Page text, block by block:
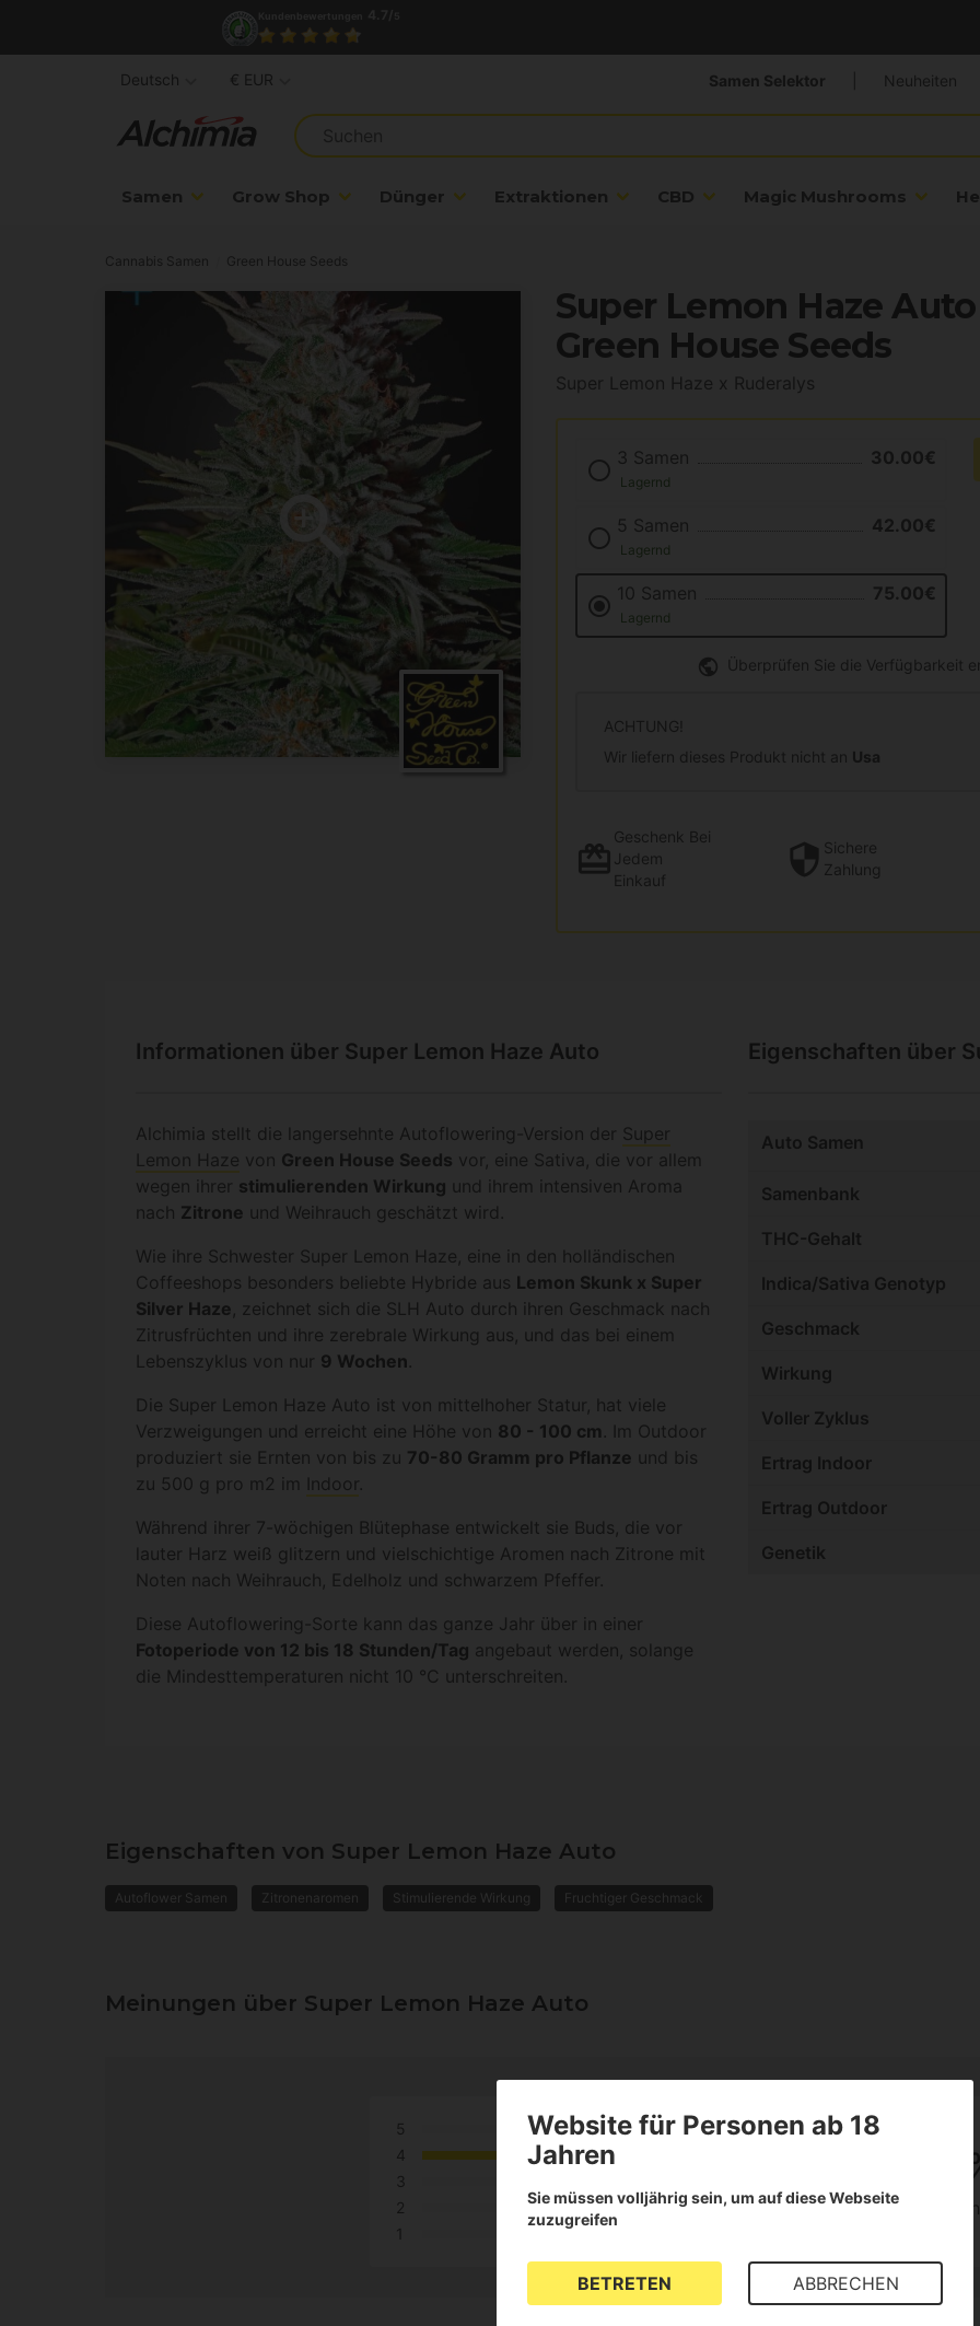
Samen Grow Shop Dünger Extraktionen CBD Magic Mushrooms
Samen Selektor Neuheiten
Deutsch € EUR
Cannabis Samen Green House Seeds
Super Lemon Haze
Green House Seeds
Super Lemon Haze x Ruderalys
3 Samen 30.00€
Lagernd
5 Samen 42.00€
Lagernd
10 Samen 75.00€
Lagernd
Überprüfen Sie die Verfügbarkeit
ACHTUNG!
Wir liefern dieses Produkt nicht an Usa
Geschenk Bei
Jedem
Einkauf
Sichere
Zahlung
Informationen über Super Lemon Haze Auto
Alchimia stellt die langersehnte Autoflowering-Version der Super
Lemon Haze von Green House Seeds vor, eine Sativa, die vor allem
wegen ihrer stimulierenden Wirkung und ihrem intensiven Aroma
nach Zitrone und Weihrauch geschätzt wird.
Wie ihre Schwester Super Lemon Haze, eine in den holländischen
Coffeeshops besonders beliebte Hybride aus Lemon Skunk x Super
Silver Haze , zeichnet sich die SLH Auto durch ihren Geschmack nach
Zitrusfrüchten und ihre zerebrale Wirkung aus, und das bei einem
Lebenszyklus von nur 9 Wochen
Die Super Lemon Haze Auto ist von mittelhoher Statur, hat viele
Verzweigungen und erreicht eine Höhe von 80 - 100 cm . Im Outdoor
produziert sie Ernten von bis zu 70-80 Gramm pro Pflanze und bis
zu 500 g pro m2 im
Indoor
Während ihrer 7-wöchigen Blütephase entwickelt sie Buds, die vor
lauter Harz weiß glitzern und vielschichtige Aromen nach Zitrone mit
Noten nach Weihrauch, Edelholz und schwarzem Pfeffer.
Diese Autoflowering-Sorte kann das ganze Jahr über in einer
Fotoperiode von 12 bis 18 Stunden/Tag angebaut werden, solange
die Mindesttemperaturen nicht 10 °C unterschreiten.
Eigenschaften über
Auto Samen
Samenbank
THC-Gehalt
Indica/Sativa Genotyp
Geschmack
Wirkung
Voller Zyklus
Ertrag Indoor
Ertrag Outdoor
Genetik
Eigenschaften von Super Lemon Haze Auto
Autoflower Samen Zitronenaromen Stimulierende Wirkung Fruchtiger Geschmack
Meinungen über Super Lemon Haze Auto
5
4
3
2
1
4
1
Rezensionen
der Kunden
Website für Personen ab 18
Jahren
Sie müssen volljährig sein, um auf diese Webseite
zuzugreifen
BETRETEN ABBRECHEN